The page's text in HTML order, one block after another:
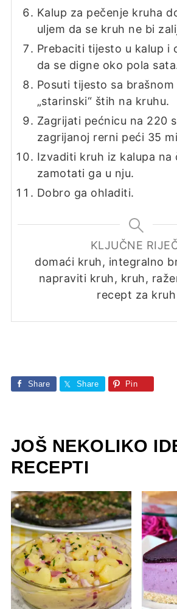
Kalup za pečenje kruha
uljem da se kruh ne bi
Prebaciti tijesto u kalup i
da se digne oko pola
Posuti tijesto sa brašnom
„starinski“ štih na kruhu.
Zagrijati pećnicu na 220
zagrijanoj rerni peći 35
Izvaditi kruh iz kalupa na
zamotati ga u nju.
Dobro ga ohladiti.
KLJUČNE
domaći kruh, integralno
napraviti kruh, kruh,
recept za kruh
Share Share Pin
JOŠ NEKOLIKO
RECEPTI